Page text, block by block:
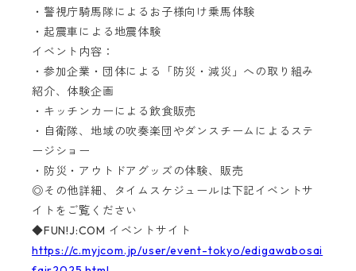
・警視庁騎馬隊によるお子様向け乗馬体験
・起震車による地震体験
イベント内容：
・参加企業・団体による「防災・減災」への取り組み
紹介、体験企画
・キッチンカーによる飲食販売
・自衛隊、地域の吹奏楽団やダンスチームによるステ
ージショー
・防災・アウトドアグッズの体験、販売
◎その他詳細、タイムスケジュールは下記イベントサ
イトをご覧ください
◆FUN!J:COM イベントサイト
https://c.myjcom.jp/user/event-tokyo/edigawabosai